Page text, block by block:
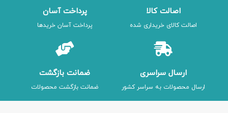
اصالت کالا
اصالت کالای خریداری شده
پرداخت آسان
پرداخت آسان خریدها
ارسال سراسری
ارسال محصولات به سراسر کشور
ضمانت بازگشت
ضمانت بازگشت محصولات